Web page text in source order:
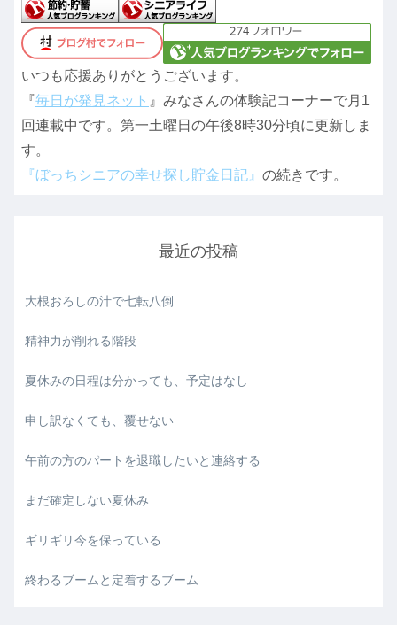
いつも応援ありがとうございます。
『毎日が発見ネット 』みなさんの体験記コーナーで月1
回連載中です。第一土曜日の午後8時30分頃に更新しま
す。
『ぼっちシニアの幸せ探し貯金日記』 の続きです。
最近の投稿
大根おろしの汁で七転八倒
精神力が削れる階段
夏休みの日程は分かっても、予定はなし
申し訳なくても、覆せない
午前の方のパートを退職したいと連絡する
まだ確定しない夏休み
ギリギリ今を保っている
終わるブームと定着するブーム